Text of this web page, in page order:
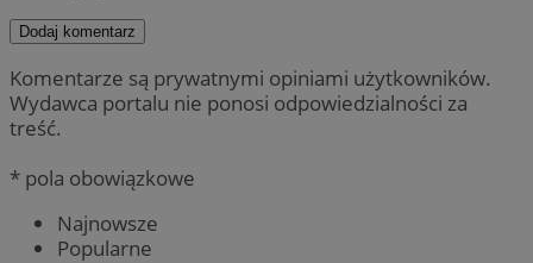
Dodaj komentarz
Komentarze są prywatnymi opiniami użytkowników.
Wydawca portalu nie ponosi odpowiedzialności za
treść.
* pola obowiązkowe
Najnowsze
Popularne